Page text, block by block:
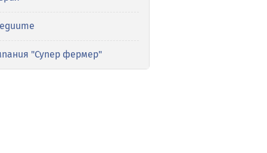
"Супер фермер"